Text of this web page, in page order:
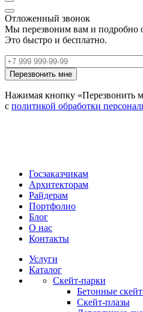
Отложенный звонок
Мы перезвоним вам и подробно
Это быстро и бесплатно.
Нажимая кнопку «Перезвонить
с политикой обработки
Госзаказчикам
Архитекторам
Райдерам
Портфолио
Блог
О нас
Контакты
Услуги
Каталог
Скейт‑парки
Бетонные
Скейт‑плазы